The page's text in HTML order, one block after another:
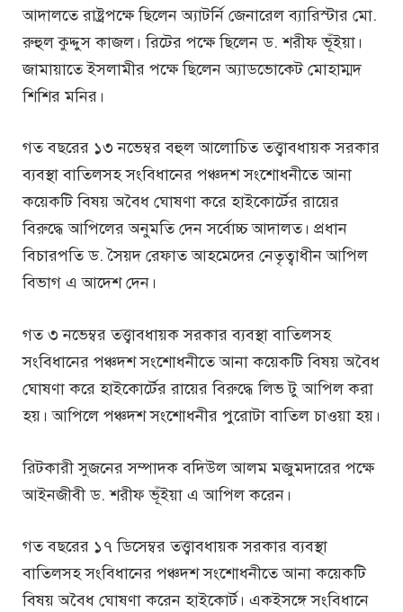
আদালতে রাষ্ট্রপক্ষে ছিলেন অ্যাটর্নি জেনারেল ব্যারিস্টার মো.
রুহুল কুদ্দুস কাজল। রিটের পক্ষে ছিলেন ড. শরীফ ভূঁইয়া।
জামায়াতে ইসলামীর পক্ষে ছিলেন অ্যাডভোকেট মোহাম্মদ
শিশির মনির।
গত বছরের ১৩ নভেম্বর বহুল আলোচিত তত্ত্বাবধায়ক সরকার
ব্যবস্থা বাতিলসহ সংবিধানের পঞ্চদশ সংশোধনীতে আনা
কয়েকটি বিষয় অবৈধ ঘোষণা করে হাইকোর্টের রায়ের
বিরুদ্ধে আপিলের অনুমতি দেন সর্বোচ্চ আদালত। প্রধান
বিচারপতি ড. সৈয়দ রেফাত আহমেদের নেতৃত্বাধীন আপিল
বিভাগ এ আদেশ দেন।
গত ৩ নভেম্বর তত্ত্বাবধায়ক সরকার ব্যবস্থা বাতিলসহ
সংবিধানের পঞ্চদশ সংশোধনীতে আনা কয়েকটি বিষয় অবৈধ
ঘোষণা করে হাইকোর্টের রায়ের বিরুদ্ধে লিভ টু আপিল করা
হয়। আপিলে পঞ্চদশ সংশোধনীর পুরোটা বাতিল চাওয়া হয়।
রিটকারী সুজনের সম্পাদক বদিউল আলম মজুমদারের পক্ষে
আইনজীবী ড. শরীফ ভূঁইয়া এ আপিল করেন।
গত বছরের ১৭ ডিসেম্বর তত্ত্বাবধায়ক সরকার ব্যবস্থা
বাতিলসহ সংবিধানের পঞ্চদশ সংশোধনীতে আনা কয়েকটি
বিষয় অবৈধ ঘোষণা করেন হাইকোর্ট। একইসঙ্গে সংবিধানে